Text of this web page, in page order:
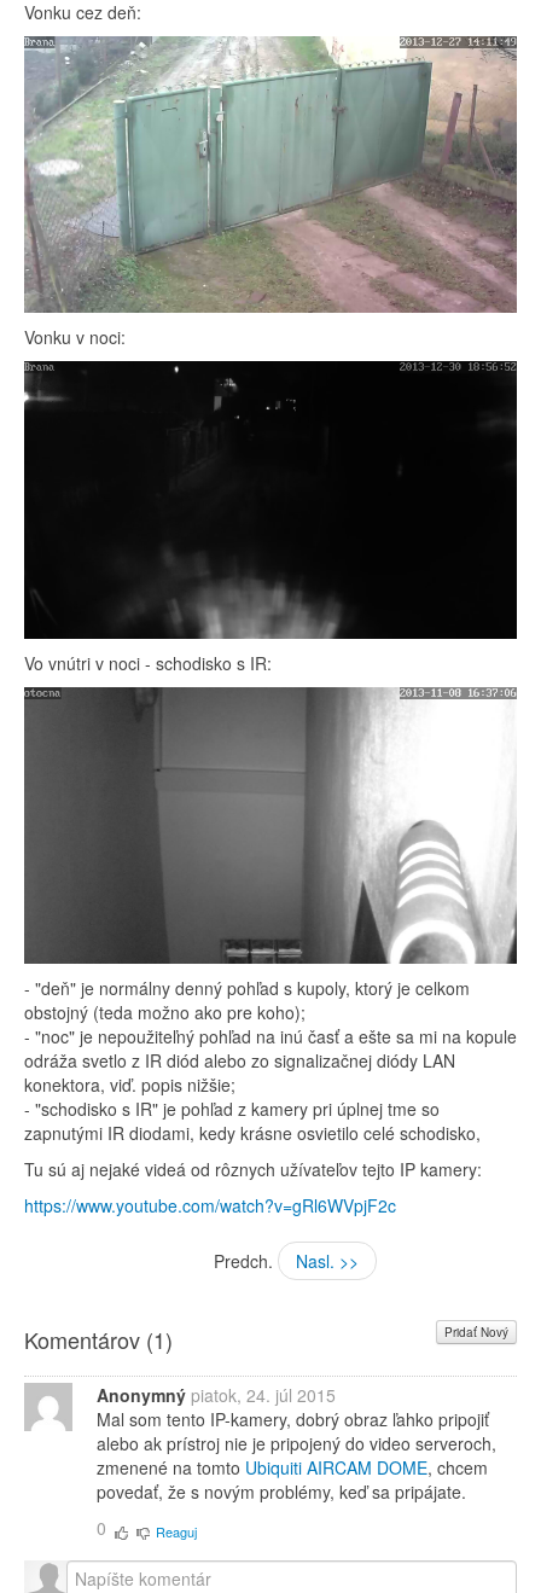
Vonku cez deň:
Vonku v noci:
Vo vnútri v noci - schodisko s IR:
- "deň" je normálny denný pohľad s kupoly, ktorý je celkom
obstojný (teda možno ako pre koho);
- "noc" je nepoužiteľný pohľad na inú časť a ešte sa mi na kopule
odráža svetlo z IR diód alebo zo signalizačnej diódy LAN
konektora, viď. popis nižšie;
- "schodisko s IR" je pohľad z kamery pri úplnej tme so
zapnutými IR diodami, kedy krásne osvietilo celé schodisko,
Tu sú aj nejaké videá od rôznych užívateľov tejto IP kamery:
https://www.youtube.com/watch?v=gRl6WVpjF2c
Predch. Nasl. >>
Komentárov (1) Pridať Nový
Anonymný piatok, 24. júl 2015
Mal som tento IP-kamery, dobrý obraz ľahko pripojiť
alebo ak prístroj nie je pripojený do video serveroch,
zmenené na tomto Ubiquiti AIRCAM DOME, chcem
povedať, že s novým problémy, keď sa pripájate.
0
Reaguj